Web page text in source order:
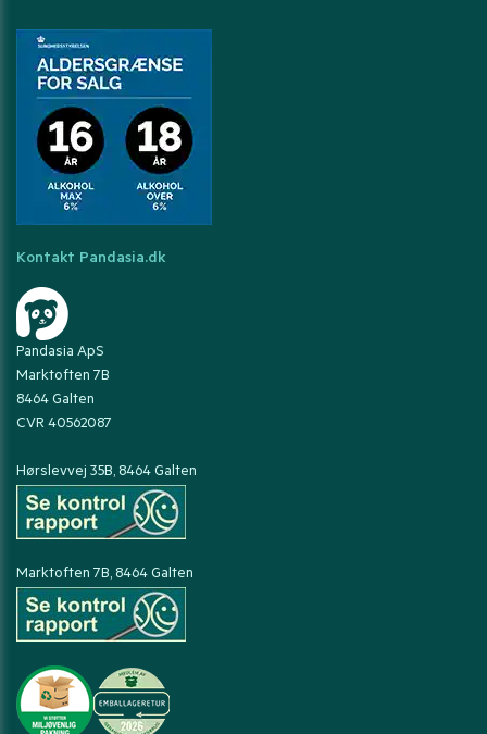
Kontakt Pandasia.dk
Pandasia ApS
Marktoften 7B
8464 Galten
CVR 40562087
Hørslevvej 35B, 8464 Galten
Marktoften 7B, 8464 Galten